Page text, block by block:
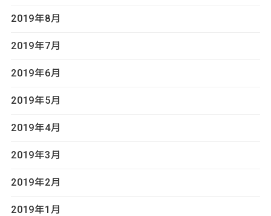
2019年8月
2019年7月
2019年6月
2019年5月
2019年4月
2019年3月
2019年2月
2019年1月